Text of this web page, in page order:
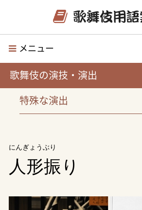
メニュー
歌舞伎の演技・演出
特殊な演出
にんぎょうぶり
人形振り